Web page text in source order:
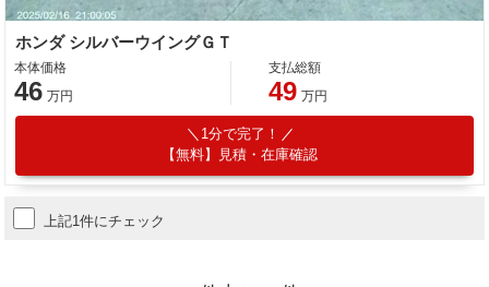
ホンダ シルバーウイングＧＴ
本体価格
46 万円
支払総額
49 万円
1分で完了！
【無料】見積・在庫確認
上記1件にチェック